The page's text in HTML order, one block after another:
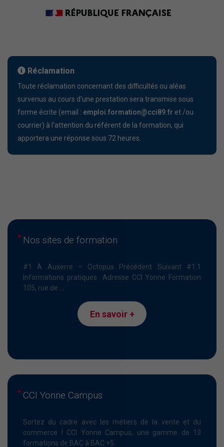
Réclamation
Toute réclamation concernant des difficultés ou aléas
survenus au cours d'une prestation sera transmise sous
forme écrite (email : emploi.formation@cci89.fr et /ou
courrier) à l'attention du référent de la formation, qui
apportera une réponse sous 72 heures.
Nos sites de formation
#1 À Auxerre – Octopus Précédent Suivant #1.1
Informations pratiques Adresse CCI Yonne Formation
105, rue de ...
En savoir +
CCI Yonne Campus
Sortez du cadre avec les métiers de la vente et du
commerce ! CCI Yonne Campus, une gamme de 13
formations de BAC à BAC +5.